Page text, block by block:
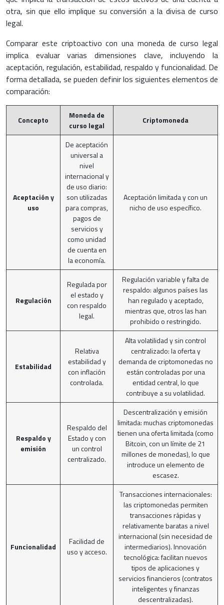
otra, sin que ello implique su conversión a la divisa de curso
legal.
Comparar este criptoactivo con una moneda de curso legal
implica evaluar varias dimensiones clave, incluyendo la
aceptación, regulación, estabilidad, respaldo y funcionalidad. De
forma detallada, se pueden definir los siguientes elementos de
comparación:
Concepto
Moneda de
curso legal
Criptomoneda
Aceptación y
uso
De aceptación
universal a
nivel
internacional y
de uso diario:
son utilizadas
para compras,
pagos de
servicios y
como unidad
de cuenta en
la economía.
Aceptación limitada y con un
nicho de uso específico.
Regulación
Regulada por
el estado y
con respaldo
legal.
Regulación variable y falta de
respaldo: algunos países las
han regulado y aceptado,
mientras que, otros las han
prohibido o restringido.
Estabilidad
Relativa
estabilidad y
con inflación
controlada.
Alta volatilidad y sin control
centralizado: la oferta y
demanda de criptomonedas no
están controladas por una
entidad central, lo que
contribuye a su volatilidad.
Respaldo y
emisión
Respaldo del
Estado y con
un control
centralizado.
Descentralización y emisión
limitada: muchas criptomonedas
tienen una oferta limitada (como
Bitcoin, con un límite de 21
millones de monedas), lo que
introduce un elemento de
escasez.
Funcionalidad
Facilidad de
uso y acceso.
Transacciones internacionales:
las criptomonedas permiten
transacciones rápidas y
relativamente baratas a nivel
internacional (sin necesidad de
intermediarios). Innovación
tecnológica: facilitan nuevos
tipos de aplicaciones y
servicios financieros (contratos
inteligentes y finanzas
descentralizadas).